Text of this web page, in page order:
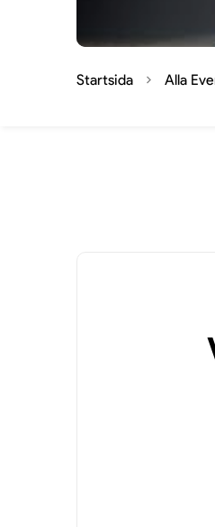
Startsida Alla